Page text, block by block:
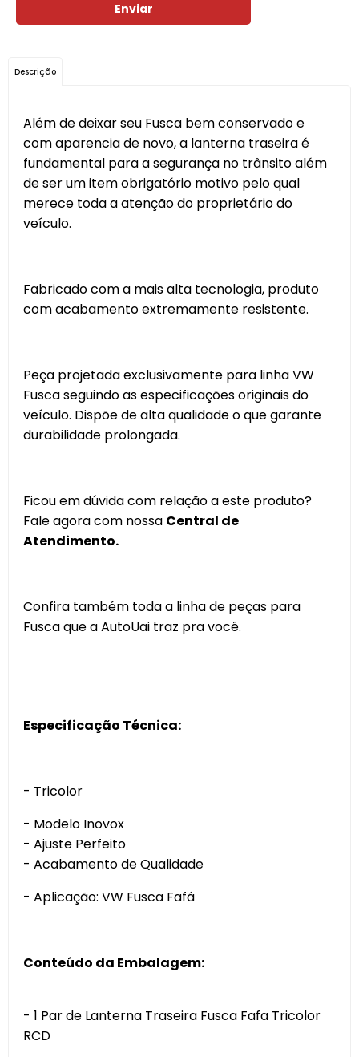
Enviar
Descrição
Além de deixar seu Fusca bem conservado e
com aparencia de novo, a lanterna traseira é
fundamental para a segurança no trânsito além
de ser um item obrigatório motivo pelo qual
merece toda a atenção do proprietário do
veículo.
Fabricado com a mais alta tecnologia, produto
com acabamento extremamente resistente.
Peça projetada exclusivamente para linha VW
Fusca seguindo as especificações originais do
veículo. Dispõe de alta qualidade o que garante
durabilidade prolongada.
Ficou em dúvida com relação a este produto?
Fale agora com nossa Central de
Atendimento.
Confira também toda a linha de peças para
Fusca que a AutoUai traz pra você.
Especificação Técnica:
- Tricolor
- Modelo Inovox
- Ajuste Perfeito
- Acabamento de Qualidade
- Aplicação: VW Fusca Fafá
Conteúdo da Embalagem:
- 1 Par de Lanterna Traseira Fusca Fafa Tricolor
RCD